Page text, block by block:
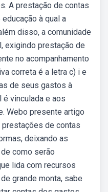
A prestação de contas
à qual a
disso, a comunidade
exigindo prestação de
no acompanhamento
correta é a letra c) i e
de seus gastos à
é vinculada e aos
Webo presente artigo
de contas
deixando as
como serão
lida com recursos
grande monta, sabe